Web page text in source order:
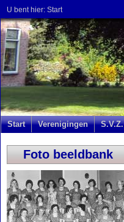
U bent hier: Start
Start Verenigingen S.V.Z.
Foto beeldbank